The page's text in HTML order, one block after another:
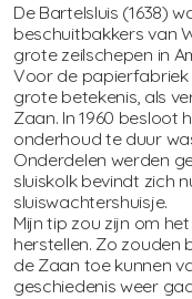
De Bartelsluis (1638)
beschuitbakkers van
grote zeilschepen in
Voor de papierfabriek
grote betekenis, als
Zaan. In 1960
onderhoud te duur
Onderdelen werden
sluiskolk bevindt zich
sluiswachtershuisje.
Mijn tip zou zijn om
herstellen. Zo
de Zaan toe kunnen
geschiedenis weer